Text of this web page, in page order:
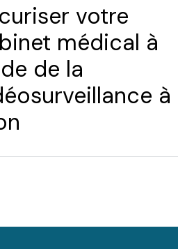
votre
médical à
de la
à